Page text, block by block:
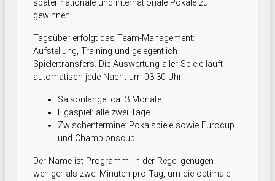
später nationale und internationale Pokale zu
gewinnen.
Tagsüber erfolgt das Team-Management:
Aufstellung, Training und gelegentlich
Spielertransfers. Die Auswertung aller Spiele läuft
automatisch jede Nacht um 03:30 Uhr.
Saisonlänge: ca. 3 Monate
Ligaspiel: alle zwei Tage
Zwischentermine: Pokalspiele sowie Eurocup
und Championscup
Der Name ist Programm: In der Regel genügen
weniger als zwei Minuten pro Tag, um die optimale